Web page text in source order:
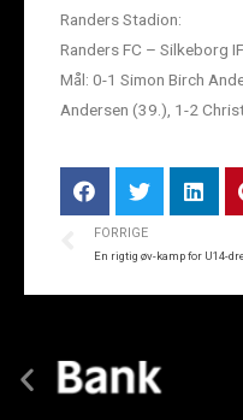
Randers Stadion:
Randers FC – Silkeborg
Mål: 0-1 Simon Birch
Andersen (39.), 1-2
FORRIGE